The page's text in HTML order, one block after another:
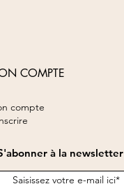
COMPTE
compte
à la newsletter